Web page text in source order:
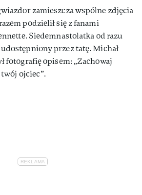
zamieszcza wspólne zdjęcia
podzielił się z fanami
Siedemnastolatka od razu
przez tatę. Michał
fotografię opisem: „Zachowaj
ojciec”.